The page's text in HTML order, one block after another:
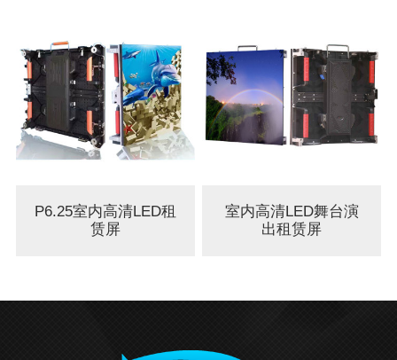
P6.25室内高清LED租
赁屏
室内高清LED舞台演
出租赁屏